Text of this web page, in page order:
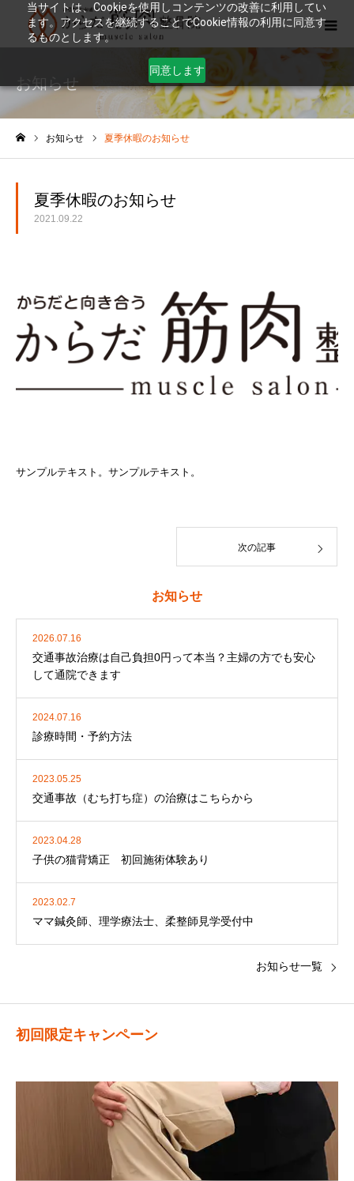
当サイトは、Cookieを使用しコンテンツの改善に利用してい
ます。アクセスを継続することでCookie情報の利用に同意す
るものとします。
同意します
お知らせ
お知らせ 夏季休暇のお知らせ
夏季休暇のお知らせ
2021.09.22
サンプルテキスト。サンプルテキスト。
次の記事
お知らせ
2026.07.16
交通事故治療は自己負担0円って本当？主婦の方でも安心
して通院できます
2024.07.16
診療時間・予約方法
2023.05.25
交通事故（むち打ち症）の治療はこちらから
2023.04.28
子供の猫背矯正 初回施術体験あり
2023.02.7
ママ鍼灸師、理学療法士、柔整師見学受付中
お知らせ一覧
初回限定キャンペーン